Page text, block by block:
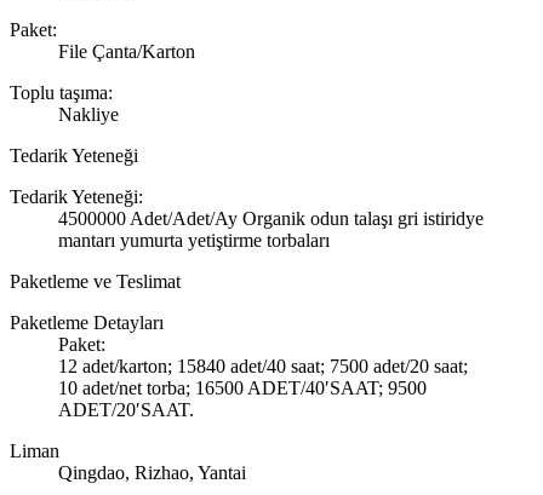
Paket:
File Çanta/Karton
Toplu taşıma:
Nakliye
Tedarik Yeteneği
Tedarik Yeteneği:
4500000 Adet/Adet/Ay Organik odun talaşı gri istiridye
mantarı yumurta yetiştirme torbaları
Paketleme ve Teslimat
Paketleme Detayları
Paket:
12 adet/karton; 15840 adet/40 saat; 7500 adet/20 saat;
10 adet/net torba; 16500 ADET/40′SAAT; 9500
ADET/20′SAAT.
Liman
Qingdao, Rizhao, Yantai